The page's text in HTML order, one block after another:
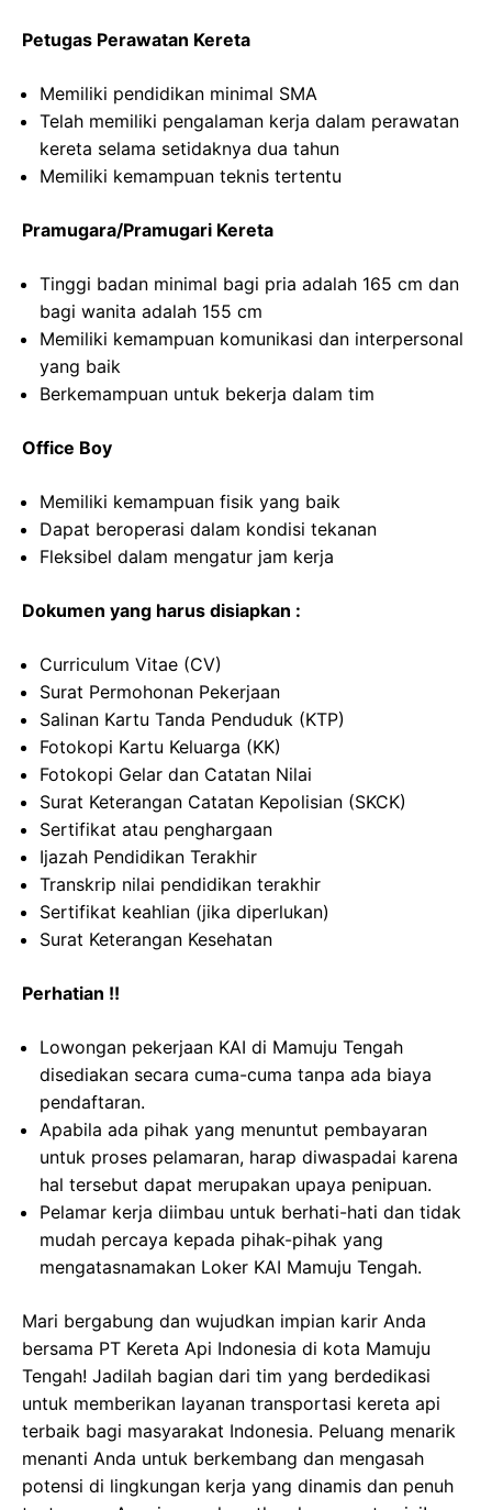
Petugas Perawatan Kereta
Memiliki pendidikan minimal SMA
Telah memiliki pengalaman kerja dalam perawatan
kereta selama setidaknya dua tahun
Memiliki kemampuan teknis tertentu
Pramugara/Pramugari Kereta
Tinggi badan minimal bagi pria adalah 165 cm dan
bagi wanita adalah 155 cm
Memiliki kemampuan komunikasi dan interpersonal
yang baik
Berkemampuan untuk bekerja dalam tim
Office Boy
Memiliki kemampuan fisik yang baik
Dapat beroperasi dalam kondisi tekanan
Fleksibel dalam mengatur jam kerja
Dokumen yang harus disiapkan :
Curriculum Vitae (CV)
Surat Permohonan Pekerjaan
Salinan Kartu Tanda Penduduk (KTP)
Fotokopi Kartu Keluarga (KK)
Fotokopi Gelar dan Catatan Nilai
Surat Keterangan Catatan Kepolisian (SKCK)
Sertifikat atau penghargaan
Ijazah Pendidikan Terakhir
Transkrip nilai pendidikan terakhir
Sertifikat keahlian (jika diperlukan)
Surat Keterangan Kesehatan
Perhatian !!
Lowongan pekerjaan KAI di Mamuju Tengah
disediakan secara cuma-cuma tanpa ada biaya
pendaftaran.
Apabila ada pihak yang menuntut pembayaran
untuk proses pelamaran, harap diwaspadai karena
hal tersebut dapat merupakan upaya penipuan.
Pelamar kerja diimbau untuk berhati-hati dan tidak
mudah percaya kepada pihak-pihak yang
mengatasnamakan Loker KAI Mamuju Tengah.
Mari bergabung dan wujudkan impian karir Anda
bersama PT Kereta Api Indonesia di kota Mamuju
Tengah! Jadilah bagian dari tim yang berdedikasi
untuk memberikan layanan transportasi kereta api
terbaik bagi masyarakat Indonesia. Peluang menarik
menanti Anda untuk berkembang dan mengasah
potensi di lingkungan kerja yang dinamis dan penuh